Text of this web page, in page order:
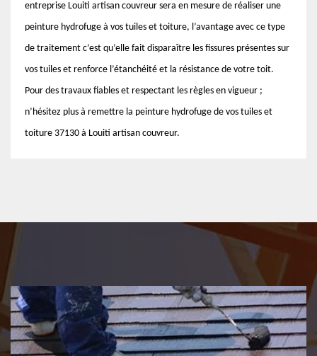
entreprise Louiti artisan couvreur sera en mesure de réaliser une
peinture hydrofuge à vos tuiles et toiture, l’avantage avec ce type
de traitement c’est qu’elle fait disparaître les fissures présentes sur
vos tuiles et renforce l’étanchéité et la résistance de votre toit.
Pour des travaux fiables et respectant les règles en vigueur ;
n’hésitez plus à remettre la peinture hydrofuge de vos tuiles et
toiture 37130 à Louiti artisan couvreur.